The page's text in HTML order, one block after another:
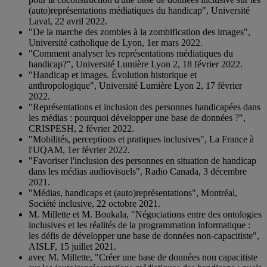
(auto)représentations médiatiques du handicap", Université
Laval, 22 avril 2022.
"De la marche des zombies à la zombification des images",
Université catholique de Lyon, 1er mars 2022.
"Comment analyser les représentations médiatiques du
handicap?", Université Lumière Lyon 2, 18 février 2022.
"Handicap et images. Évolution historique et
anthropologique", Université Lumière Lyon 2, 17 février
2022.
"Représentations et inclusion des personnes handicapées dans
les médias : pourquoi développer une base de données ?",
CRISPESH, 2 février 2022.
"Mobilités, perceptions et pratiques inclusives", La France à
l'UQAM, 1er février 2022.
"Favoriser l'inclusion des personnes en situation de handicap
dans les médias audiovisuels", Radio Canada, 3 décembre
2021.
"Médias, handicaps et (auto)représentations", Montréal,
Société inclusive, 22 octobre 2021.
M. Millette et M. Boukala, "Négociations entre des ontologies
inclusives et les réalités de la programmation informatique :
les défis de développer une base de données non-capacitiste",
AISLF, 15 juillet 2021.
avec M. Millette, "Créer une base de données non capacitiste